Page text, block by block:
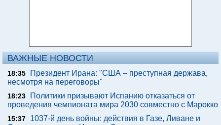
ВАЖНЫЕ НОВОСТИ
18:35
Президент Ирана: "США – преступная держава,
несмотря на переговоры"
18:23
Политики призывают Испанию отказаться от
проведения чемпионата мира 2030 совместно с Марокко
15:37
1037-й день войны: действия в Газе, Ливане и